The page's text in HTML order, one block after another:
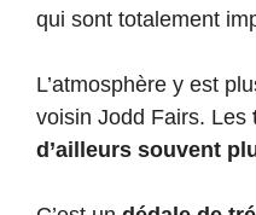
qui sont totalement
L’atmosphère y est
voisin Jodd Fairs. Les
d’ailleurs souvent